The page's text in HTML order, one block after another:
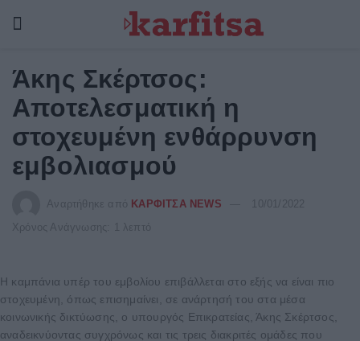
Άκης Σκέρτσος:
Αποτελεσματική η
στοχευμένη ενθάρρυνση
εμβολιασμού
Αναρτήθηκε από ΚΑΡΦΙΤΣΑ NEWS
Χρόνος Ανάγνωσης: 1 λεπτό
Η καμπάνια υπέρ του εμβολίου επιβάλλεται στο εξής να είναι πιο
στοχευμένη, όπως επισημαίνει, σε ανάρτησή του στα μέσα
κοινωνικής δικτύωσης, ο υπουργός Επικρατείας, Άκης Σκέρτσος,
αναδεικνύοντας συγχρόνως και τις τρεις διακριτές ομάδες που